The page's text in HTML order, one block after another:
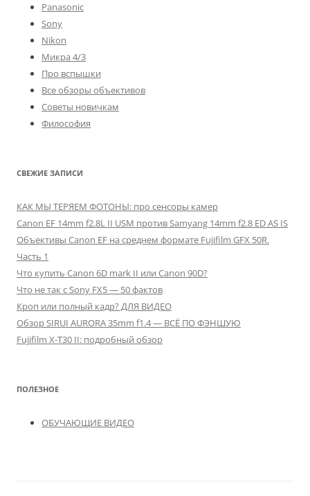
Panasonic
Sony
Nikon
Микра 4/3
Про вспышки
Все обзоры объективов
Советы новичкам
Философия
СВЕЖИЕ ЗАПИСИ
КАК МЫ ТЕРЯЕМ ФОТОНЫ: про сенсоры камер
Canon EF 14mm f2.8L II USM против Samyang 14mm f2.8 ED AS IS
Объективы Canon EF на среднем формате Fujifilm GFX 50R.
Часть 1
Что купить Canon 6D mark II или Canon 90D?
Что не так с Sony FX5 — 50 фактов
Кроп или полный кадр? ДЛЯ ВИДЕО
Обзор SIRUI AURORA 35mm f1.4 — ВСЁ ПО ФЭНШУЮ
Fujifilm X-T30 II: подробный обзор
ПОЛЕЗНОЕ
ОБУЧАЮЩИЕ ВИДЕО